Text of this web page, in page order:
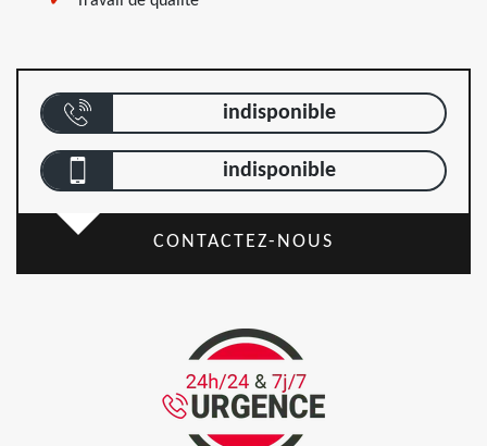
indisponible
indisponible
CONTACTEZ-NOUS